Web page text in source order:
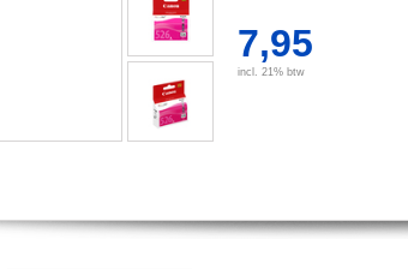
7,95
incl. 21% btw